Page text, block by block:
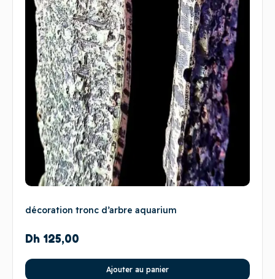
décoration tronc d’arbre aquarium
Dh 125,00
Ajouter au panier